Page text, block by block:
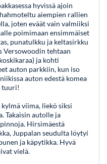
hyvissä ajoin
aiempien rallien
joten eväät vain valmiiksi
poimimaan ensimmäiset
punatulkku ja keltasirkku
Versowoodin tehtaan
ja kohti
auton parkkiin, kun iso
auton edestä komea
tuuri!
viima, liekö siksi
Takaisin autolle ja
Hirsimäestä
Juppalan seudulta löytyi
ja käpytikka. Hyvä
vielä.